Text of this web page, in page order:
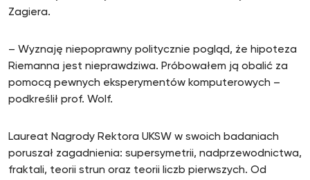
Zagiera.
– Wyznaję niepoprawny politycznie pogląd, że hipoteza
Riemanna jest nieprawdziwa. Próbowałem ją obalić za
pomocą pewnych eksperymentów komputerowych –
podkreślił prof. Wolf.
Laureat Nagrody Rektora UKSW w swoich badaniach
poruszał zagadnienia: supersymetrii, nadprzewodnictwa,
fraktali, teorii strun oraz teorii liczb pierwszych. Od